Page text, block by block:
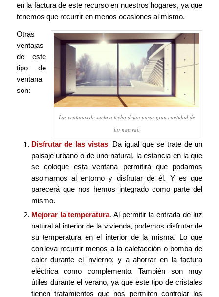
en la factura de este recurso en nuestros hogares, ya que
tenemos que recurrir en menos ocasiones al mismo.
Las ventanas de suelo a techo dejan pasar gran cantidad de
luz natural.
Otras
ventajas
de este
tipo de
ventana
son:
Disfrutar de las vistas. Da igual que se trate de un
paisaje urbano o de uno natural, la estancia en la que
se coloque esta ventana permitirá que podamos
asomarnos al entorno y disfrutar de él. Y es que
parecerá que nos hemos integrado como parte del
mismo.
Mejorar la temperatura. Al permitir la entrada de luz
natural al interior de la vivienda, podemos disfrutar de
su temperatura en el interior de la misma. Lo que
conlleva recurrir menos a la calefacción o bomba de
calor durante el invierno; y a ahorrar en la factura
eléctrica como complemento. También son muy
útiles durante el verano, ya que este tipo de cristales
tienen tratamientos que nos permiten controlar los